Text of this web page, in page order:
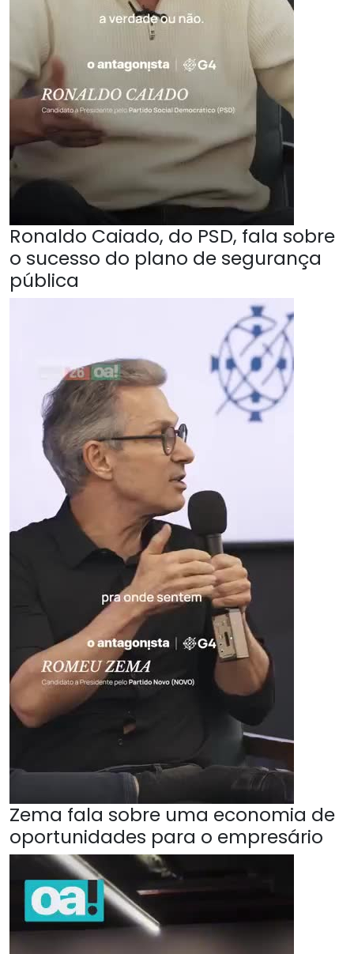
Ronaldo Caiado, do PSD, fala sobre
o sucesso do plano de segurança
pública
Zema fala sobre uma economia de
oportunidades para o empresário